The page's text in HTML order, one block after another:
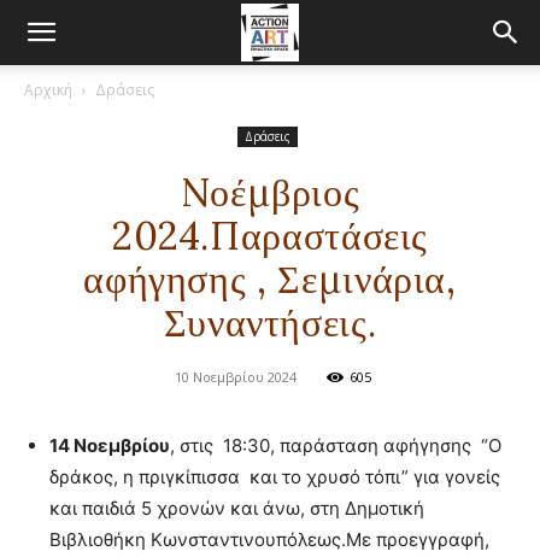
Αρχική Δράσεις
Δράσεις
Nοέμβριος
2024.Παραστάσεις
αφήγησης , Σεμινάρια,
Συναντήσεις.
10 Νοεμβρίου 2024 605
14 Νοεμβρίου, στις 18:30, παράσταση αφήγησης “Ο
δράκος, η πριγκίπισσα και το χρυσό τόπι” για γονείς
και παιδιά 5 χρονών και άνω, στη Δημοτική
Βιβλιοθήκη Κωνσταντινουπόλεως.Με προεγγραφή,